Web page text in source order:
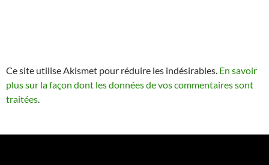
Ce site utilise Akismet pour réduire les indésirables. En savoir
plus sur la façon dont les données de vos commentaires sont
traitées.